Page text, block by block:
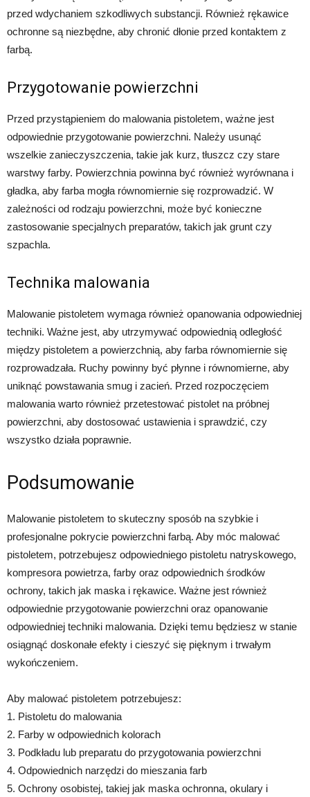
przed wdychaniem szkodliwych substancji. Również rękawice
ochronne są niezbędne, aby chronić dłonie przed kontaktem z
farbą.
Przygotowanie powierzchni
Przed przystąpieniem do malowania pistoletem, ważne jest
odpowiednie przygotowanie powierzchni. Należy usunąć
wszelkie zanieczyszczenia, takie jak kurz, tłuszcz czy stare
warstwy farby. Powierzchnia powinna być również wyrównana i
gładka, aby farba mogła równomiernie się rozprowadzić. W
zależności od rodzaju powierzchni, może być konieczne
zastosowanie specjalnych preparatów, takich jak grunt czy
szpachla.
Technika malowania
Malowanie pistoletem wymaga również opanowania odpowiedniej
techniki. Ważne jest, aby utrzymywać odpowiednią odległość
między pistoletem a powierzchnią, aby farba równomiernie się
rozprowadzała. Ruchy powinny być płynne i równomierne, aby
uniknąć powstawania smug i zacień. Przed rozpoczęciem
malowania warto również przetestować pistolet na próbnej
powierzchni, aby dostosować ustawienia i sprawdzić, czy
wszystko działa poprawnie.
Podsumowanie
Malowanie pistoletem to skuteczny sposób na szybkie i
profesjonalne pokrycie powierzchni farbą. Aby móc malować
pistoletem, potrzebujesz odpowiedniego pistoletu natryskowego,
kompresora powietrza, farby oraz odpowiednich środków
ochrony, takich jak maska i rękawice. Ważne jest również
odpowiednie przygotowanie powierzchni oraz opanowanie
odpowiedniej techniki malowania. Dzięki temu będziesz w stanie
osiągnąć doskonałe efekty i cieszyć się pięknym i trwałym
wykończeniem.
Aby malować pistoletem potrzebujesz:
1. Pistoletu do malowania
2. Farby w odpowiednich kolorach
3. Podkładu lub preparatu do przygotowania powierzchni
4. Odpowiednich narzędzi do mieszania farb
5. Ochrony osobistej, takiej jak maska ochronna, okulary i